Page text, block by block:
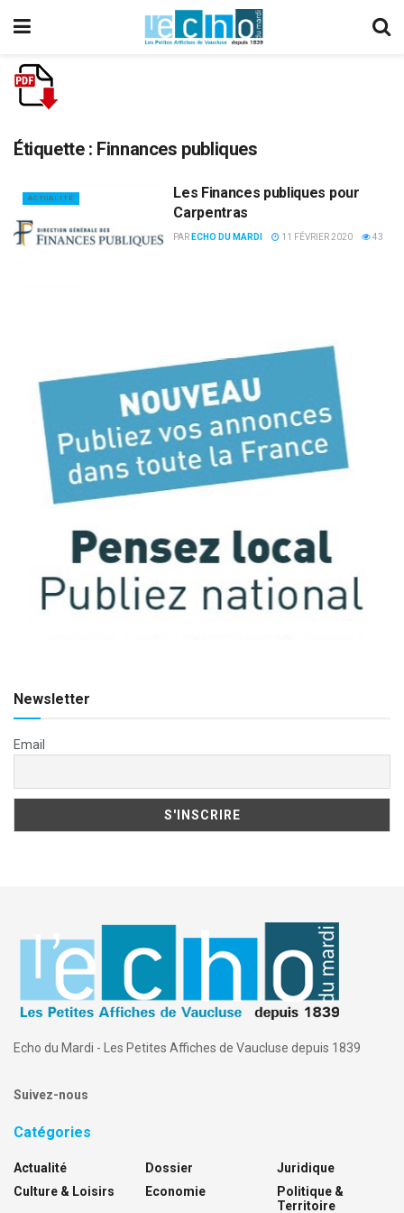
Étiquette : Finnances publiques
ACTUALITÉ
Les Finances publiques pour
Carpentras
PAR ECHO DU MARDI 11 FÉVRIER 2020 43
Newsletter
Email
Echo du Mardi - Les Petites Affiches de Vaucluse depuis 1839
Suivez-nous
Catégories
Actualité
Culture & Loisirs
Dossier
Economie
Juridique
Politique &
Territoire